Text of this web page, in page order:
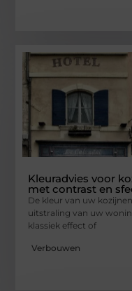
Kleuradvies voor
met contrast en
De kleur van uw
uitstraling van uw
klassiek effect of
Verbouwen